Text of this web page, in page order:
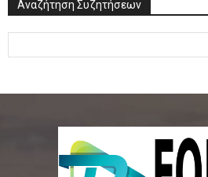
Αναζήτηση Συζητήσεων